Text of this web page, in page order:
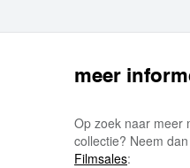
meer
Op zoek naar meer
collectie? Neem
Filmsales: